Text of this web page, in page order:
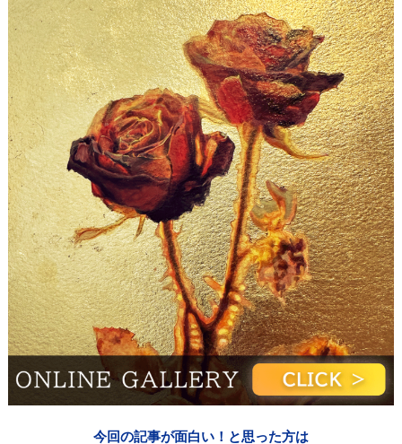
今回の記事が面白い！と思った方は